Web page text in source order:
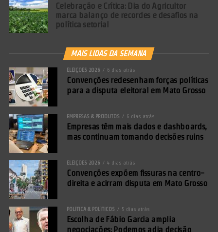
Comentários Facebook
Celebração e Crítica: Dia do Agricultor
marca balanço de recordes e desafios na
política setorial
MAIS LIDAS DA SEMANA
ELEIÇÕES 2026 6 dias atrás
Convenções redesenham forças políticas
para a disputa eleitoral em Mato Grosso
EMPRESAS & PRODUTOS 6 dias atrás
Empresas têm mais dados e dashboards,
mas continuam tomando decisões ruins
ELEIÇÕES 2026 4 dias atrás
Convenções expõem fissuras na centro-
direita e acirram disputa em Mato Grosso
POLÍTICA & POLÍTICOS 5 dias atrás
Escolha de Fábio Garcia amplia
negociações; Podemos adia decisão